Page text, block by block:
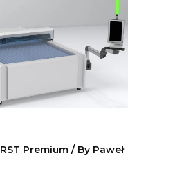
RST Premium/ By Paweł